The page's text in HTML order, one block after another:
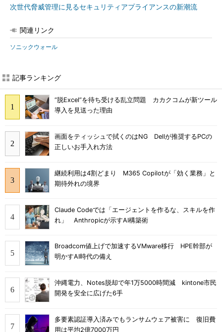
次世代脅威管理に見るセキュリティアプライアンスの新潮流
関連リンク
ソニックウォール
記事ランキング
“脱Excel”を待ち受ける乱立問題 カカクコムが新ツール
導入を見送った理由
画面をティッシュで拭くのはNG Dellが推奨するPCの
正しいお手入れ方法
継続利用は4割どまり M365 Copilotが「効く業務」と
期待外れの境界
Claude Codeでは「エージェントを作るな、スキルを作
れ」 Anthropicが示すAI構築術
Broadcom値上げで加速するVMware移行 HPE幹部が
明かすAI時代の備え
沖縄電力、Notes脱却で年1万5000時間減 kintone市民
開発を安全に広げた6手
多要素認証導入済みでもランサムウェア被害に 復旧費
用は平均2億7000万円